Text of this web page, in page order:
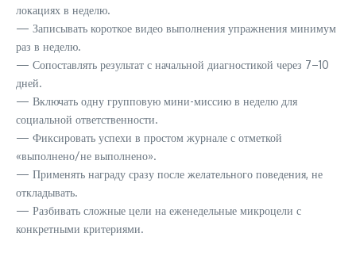
локациях в неделю.
— Записывать короткое видео выполнения упражнения минимум
раз в неделю.
— Сопоставлять результат с начальной диагностикой через 7–10
дней.
— Включать одну групповую мини-миссию в неделю для
социальной ответственности.
— Фиксировать успехи в простом журнале с отметкой
«выполнено/не выполнено».
— Применять награду сразу после желательного поведения, не
откладывать.
— Разбивать сложные цели на еженедельные микроцели с
конкретными критериями.